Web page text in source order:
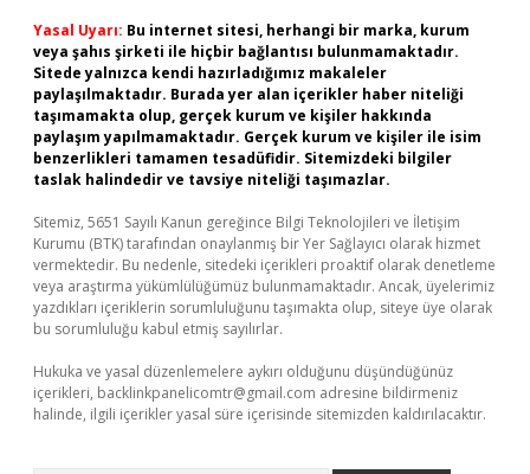
Yasal Uyarı: Bu internet sitesi, herhangi bir marka, kurum
veya şahıs şirketi ile hiçbir bağlantısı bulunmamaktadır.
Sitede yalnızca kendi hazırladığımız makaleler
paylaşılmaktadır. Burada yer alan içerikler haber niteliği
taşımamakta olup, gerçek kurum ve kişiler hakkında
paylaşım yapılmamaktadır. Gerçek kurum ve kişiler ile isim
benzerlikleri tamamen tesadüfidir. Sitemizdeki bilgiler
taslak halindedir ve tavsiye niteliği taşımazlar.
Sitemiz, 5651 Sayılı Kanun gereğince Bilgi Teknolojileri ve İletişim
Kurumu (BTK) tarafından onaylanmış bir Yer Sağlayıcı olarak hizmet
vermektedir. Bu nedenle, sitedeki içerikleri proaktif olarak denetleme
veya araştırma yükümlülüğümüz bulunmamaktadır. Ancak, üyelerimiz
yazdıkları içeriklerin sorumluluğunu taşımakta olup, siteye üye olarak
bu sorumluluğu kabul etmiş sayılırlar.
Hukuka ve yasal düzenlemelere aykırı olduğunu düşündüğünüz
içerikleri, backlinkpanelicomtr@gmail.com adresine bildirmeniz
halinde, ilgili içerikler yasal süre içerisinde sitemizden kaldırılacaktır.